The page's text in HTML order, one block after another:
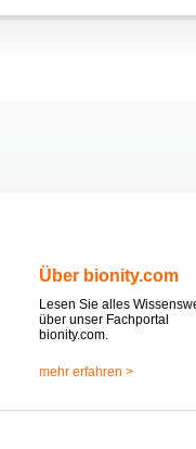
Über bionity.com
Lesen Sie alles
über unser Fachportal
bionity.com.
mehr erfahren >